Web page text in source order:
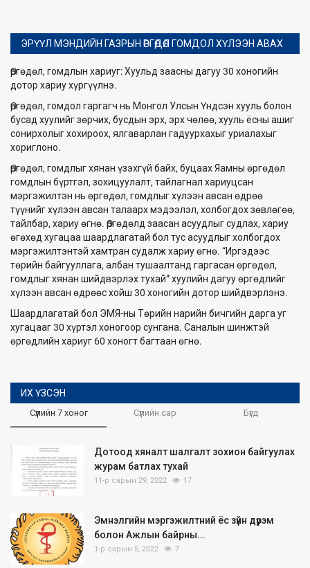
ЭРҮҮЛ МЭНДИЙН ГАЗРЫН ӨРГӨДӨЛ ГОМДОЛ ХҮЛЭЭН АВАХ
Өргөдөл, гомдлын хариуг: Хуульд заасны дагуу 30 хоногийн
дотор хариу хүргүүлнэ.
Өргөдөл, гомдол гаргагч нь Монгол Улсын Үндсэн хууль болон
бусад хуулийг зөрчих, бусдын эрх, эрх чөлөө, хууль ёсны ашиг
сонирхолыг хохироох, ялгаварлан гадуурхахыг уриалахыг
хориглоно.
Өргөдөл, гомдлыг хянан үзэхгүй байх, буцаах Яамны өргөдөл
гомдлын бүртгэл, зохицуулалт, тайлагнал хариуцсан
мэргэжилтэн нь өргөдөл, гомдлыг хүлээн авсан өдрөө
түүнийг хүлээн авсан талаарх мэдээлэл, холбогдох зөвлөгөө,
тайлбар, хариу өгнө. Өргөдөлд заасан асуудлыг судлах, хариу
өгөхөд хугацаа шаардлагатай бол тус асуудлыг холбогдох
мэргэжилтэнтэй хамтран судалж хариу өгнө. “Иргэдээс
төрийн байгууллага, албан тушаалтанд гаргасан өргөдөл,
гомдлыг хянан шийдвэрлэх тухай” хуулийн дагуу өргөдлийг
хүлээн авсан өдрөөс хойш 30 хоногийн дотор шийдвэрлэнэ.
Шаардлагатай бол ЭМЯ-ны Төрийн нарийн бичгийн дарга уг
хугацааг 30 хүртэл хоногоор сунгана. Саналын шинжтэй
өргөдлийн хариуг 60 хоногт багтаан өгнө.
ИХ ҮЗСЭН
Сүүлийн 7 хоног Сүүлийн сар Бүгд
Дотоод хяналт шалгалт зохион байгуулах
журам батлах тухай
11-р сарын 29, 2022 17
Эмнэлгийн мэргэжилтний ёс зүйн дүрэм
болон Ажлын байрны...
1-р сарын 5, 2022 7